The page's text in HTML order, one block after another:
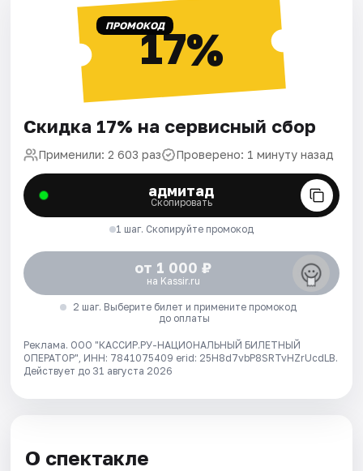
ПРОМОКОД17%
Скидка 17% на сервисный сбор
Применили: 2 603 раз Проверено: 1 минуту назад
адмитад
Скопировать
1 шаг. Скопируйте промокод
от 1 000 ₽
на Kassir.ru
2 шаг. Выберите билет и примените промокод
до оплаты
Реклама. ООО "КАССИР.РУ-НАЦИОНАЛЬНЫЙ БИЛЕТНЫЙ
ОПЕРАТОР", ИНН: 7841075409 erid: 25H8d7vbP8SRTvHZrUcdLB.
Действует до 31 августа 2026
О спектакле